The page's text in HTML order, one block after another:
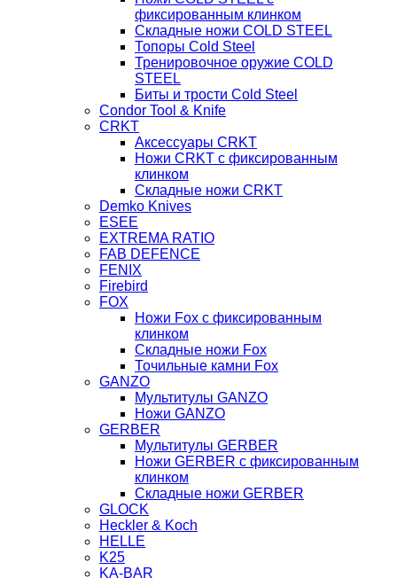
фиксированным клинком
Складные ножи COLD STEEL
Топоры Cold Steel
Тренировочное оружие COLD
STEEL
Биты и трости Cold Steel
Condor Tool & Knife
CRKT
Аксессуары CRKT
Ножи CRKT с фиксированным
клинком
Складные ножи CRKT
Demko Knives
ESEE
EXTREMA RATIO
FAB DEFENCE
FENIX
Firebird
FOX
Ножи Fox с фиксированным
клинком
Складные ножи Fox
Точильные камни Fox
GANZO
Мультитулы GANZO
Ножи GANZO
GERBER
Мультитулы GERBER
Ножи GERBER с фиксированным
клинком
Складные ножи GERBER
GLOCK
Heckler & Koch
HELLE
K25
KA-BAR